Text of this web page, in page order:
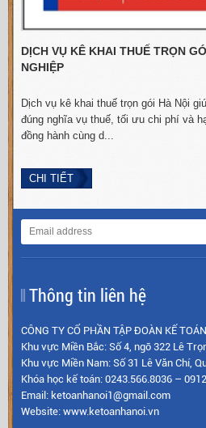
DỊCH VỤ KÊ KHAI THUẾ TRỌN
NGHIỆP
Dịch vụ kê khai thuế trọn gói Hà Nội
đúng nghĩa vụ thuế, tối ưu chi phí và
đồng hành cùng d...
CHI TIẾT
Thông tin liên hệ
CÔNG TY CỔ PHẦN TẬP ĐOÀN KẾ
Khu vực Miền Bắc: Số 4, ngõ 322 Lê
Khu vực Miền Nam: Số 31 Lê Văn Chí,
Khóa học kế toán: 0243.566.8036 –
Email: ketoanhanoi1@gmail.com
Website: www.ketoanhanoi.vn